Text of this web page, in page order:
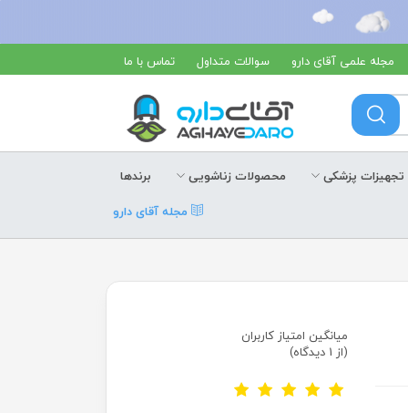
مجله علمی آقای دارو سوالات متداول تماس با ما
تجهیزات پزشکی محصولات زناشویی
برندها
مجله آقای دارو
میانگین امتیاز کاربران
(از 1 دیدگاه)